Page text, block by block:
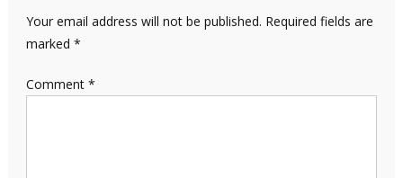
Your email address will not be published. Required fields are
marked *
Comment *